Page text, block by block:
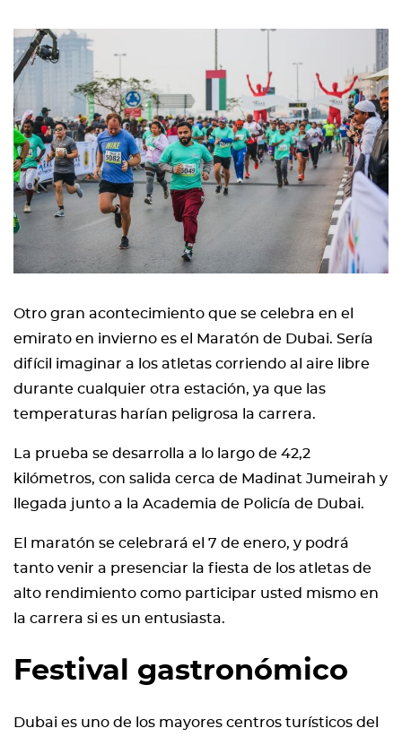
Otro gran acontecimiento que se celebra en el
emirato en invierno es el Maratón de Dubai. Sería
difícil imaginar a los atletas corriendo al aire libre
durante cualquier otra estación, ya que las
temperaturas harían peligrosa la carrera.
La prueba se desarrolla a lo largo de 42,2
kilómetros, con salida cerca de Madinat Jumeirah y
llegada junto a la Academia de Policía de Dubai.
El maratón se celebrará el 7 de enero, y podrá
tanto venir a presenciar la fiesta de los atletas de
alto rendimiento como participar usted mismo en
la carrera si es un entusiasta.
Festival gastronómico
Dubai es uno de los mayores centros turísticos del